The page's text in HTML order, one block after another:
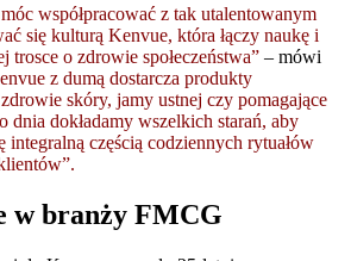
współpracować z tak utalentowanym
się kulturą Kenvue, która łączy naukę i
trosce o zdrowie społeczeństwa” – mówi
z dumą dostarcza produkty
skóry, jamy ustnej czy pomagające
dnia dokładamy wszelkich starań, aby
integralną częścią codziennych rytuałów
w branży FMCG